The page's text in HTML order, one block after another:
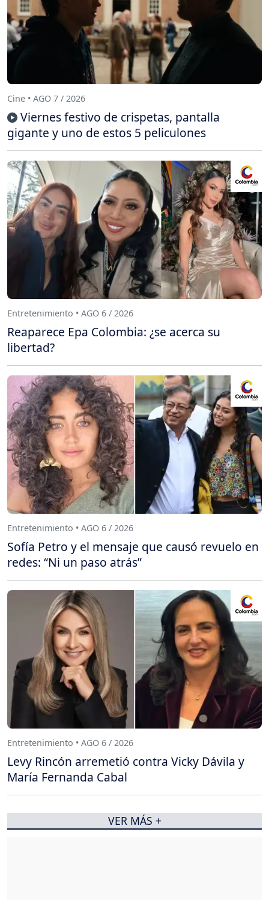
Cine • AGO 7 / 2026
Viernes festivo de crispetas, pantalla
gigante y uno de estos 5 peliculones
Entretenimiento • AGO 6 / 2026
Reaparece Epa Colombia: ¿se acerca su
libertad?
Entretenimiento • AGO 6 / 2026
Sofía Petro y el mensaje que causó revuelo en
redes: “Ni un paso atrás”
Entretenimiento • AGO 6 / 2026
Levy Rincón arremetió contra Vicky Dávila y
María Fernanda Cabal
VER MÁS +